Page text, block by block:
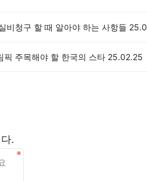
비청구 할 때 알아야 하는 사항들
픽 주목해야 할 한국의 스타 25.02.25
.